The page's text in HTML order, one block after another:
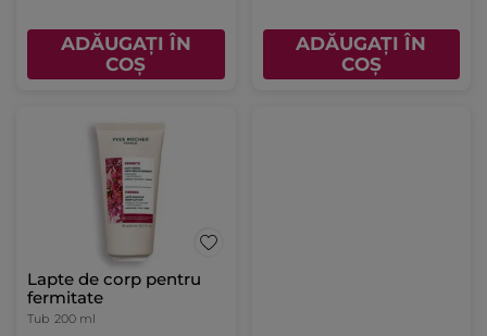
ADĂUGAȚI ÎN
COȘ
ADĂUGAȚI ÎN
COȘ
Lapte de corp pentru
fermitate
Tub 200 ml